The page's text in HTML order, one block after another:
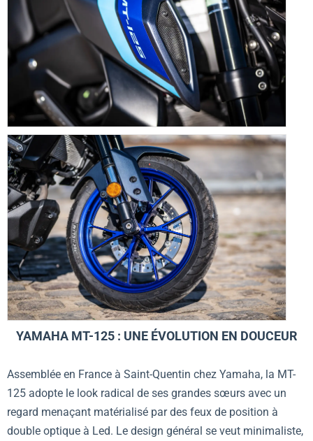
YAMAHA MT-125 : UNE ÉVOLUTION EN DOUCEUR
Assemblée en France à Saint-Quentin chez Yamaha, la MT-
125 adopte le look radical de ses grandes sœurs avec un
regard menaçant matérialisé par des feux de position à
double optique à Led. Le design général se veut minimaliste,